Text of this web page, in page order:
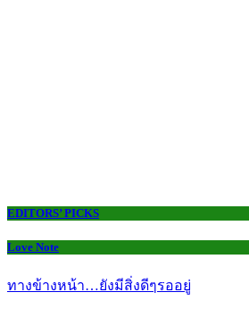
EDITORS’ PICKS
Love Note
ทางข้างหน้า…ยังมีสิ่งดีๆรออยู่